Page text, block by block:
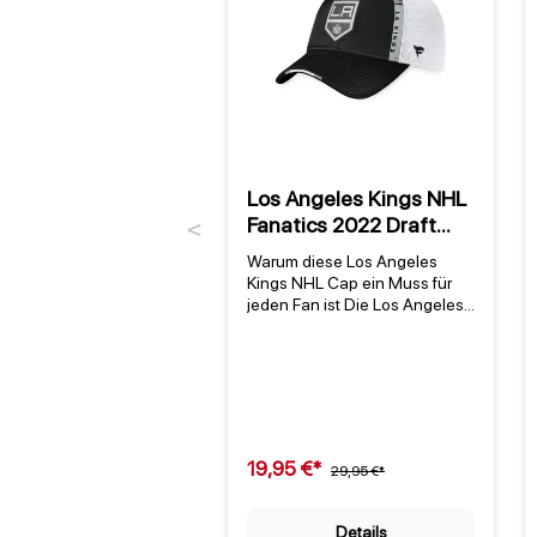
Previous
Los Angeles Kings NHL
Fanatics 2022 Draft
Authentic Pro On Stage
Trucker Cap
Warum diese Los Angeles
Kings NHL Cap ein Muss für
jeden Fan ist Die Los Angeles
lizenziertes Produkt der
National Hockey League (NHL)
echte Logo der Los Angeles
19,95 €* 29,95 €*
Details